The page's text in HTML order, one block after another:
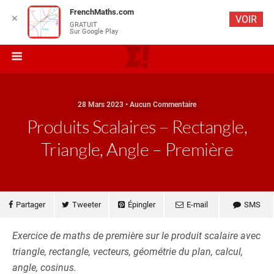
28 Mars 2023 • Aucun Commentaire
Produits Scalaires – Rectangle,
Triangle, Angle – Première
Partager Tweeter Épingler E-mail SMS
Exercice de maths de première sur le produit scalaire avec
triangle, rectangle, vecteurs, géométrie du plan, calcul,
angle, cosinus.
✕
FrenchMaths.com
GRATUIT
Sur Google Play
VOIR